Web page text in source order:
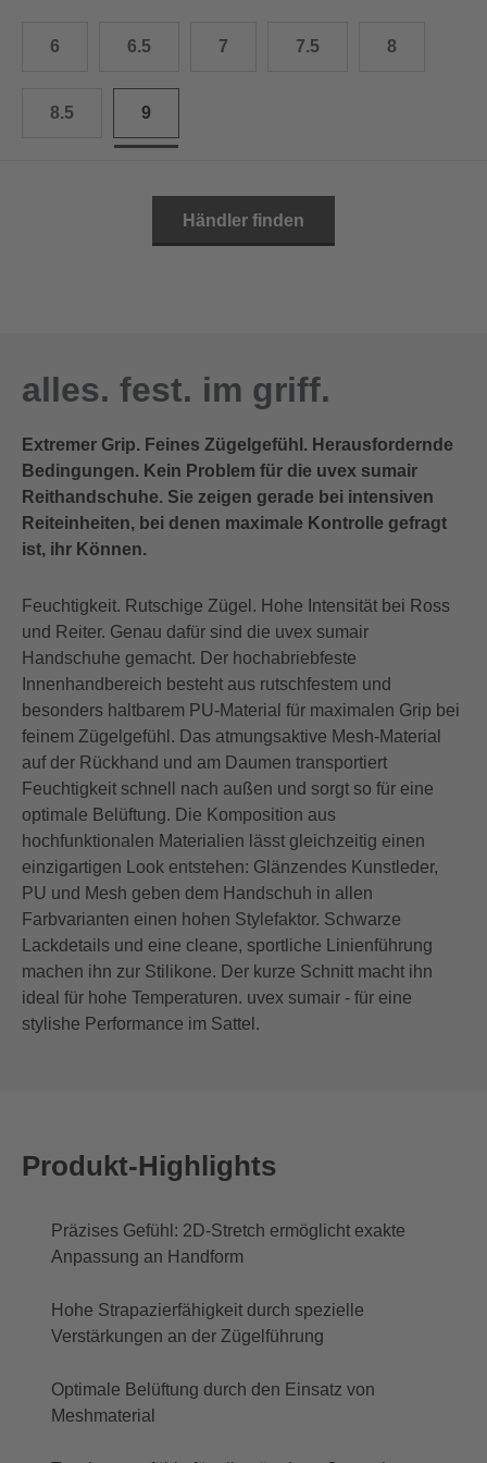
6 6.5 7 7.5 8
8.5 9
10.5 28.0 cm
Händler finden
alles. fest. im griff.
Extremer Grip. Feines Zügelgefühl. Herausfordernde
Bedingungen. Kein Problem für die uvex sumair
Reithandschuhe. Sie zeigen gerade bei intensiven
Reiteinheiten, bei denen maximale Kontrolle gefragt
ist, ihr Können.
Feuchtigkeit. Rutschige Zügel. Hohe Intensität bei Ross
und Reiter. Genau dafür sind die uvex sumair
Handschuhe gemacht. Der hochabriebfeste
Innenhandbereich besteht aus rutschfestem und
besonders haltbarem PU-Material für maximalen Grip bei
feinem Zügelgefühl. Das atmungsaktive Mesh-Material
auf der Rückhand und am Daumen transportiert
Feuchtigkeit schnell nach außen und sorgt so für eine
optimale Belüftung. Die Komposition aus
hochfunktionalen Materialien lässt gleichzeitig einen
einzigartigen Look entstehen: Glänzendes Kunstleder,
PU und Mesh geben dem Handschuh in allen
Farbvarianten einen hohen Stylefaktor. Schwarze
Lackdetails und eine cleane, sportliche Linienführung
machen ihn zur Stilikone. Der kurze Schnitt macht ihn
ideal für hohe Temperaturen. uvex sumair - für eine
stylishe Performance im Sattel.
Produkt-Highlights
Präzises Gefühl: 2D-Stretch ermöglicht exakte
Anpassung an Handform
Hohe Strapazierfähigkeit durch spezielle
Verstärkungen an der Zügelführung
Optimale Belüftung durch den Einsatz von
Meshmaterial